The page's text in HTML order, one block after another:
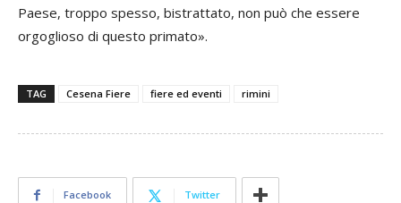
Paese, troppo spesso, bistrattato, non può che essere
orgoglioso di questo primato».
TAG Cesena Fiere fiere ed eventi rimini
Facebook Twitter